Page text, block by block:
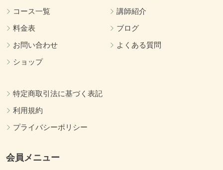
コース一覧
講師紹介
料金表
ブログ
お問い合わせ
よくある質問
ショップ
特定商取引法に基づく表記
利用規約
プライバシーポリシー
会員メニュー